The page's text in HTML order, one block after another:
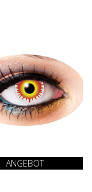
ANGEBOT